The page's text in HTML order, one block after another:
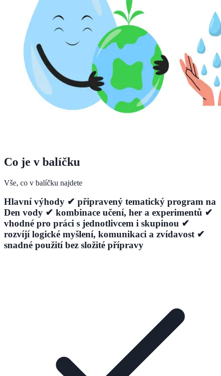
Co je v balíčku
Vše, co v balíčku najdete
Hlavní výhody ✔ připravený tematický program na
Den vody ✔ kombinace učení, her a experimentů ✔
vhodné pro práci s jednotlivcem i skupinou ✔
rozvíjí logické myšlení, komunikaci a zvídavost ✔
snadné použití bez složité přípravy